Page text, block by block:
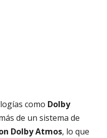
como Dolby
de un sistema de
Dolby Atmos, lo que